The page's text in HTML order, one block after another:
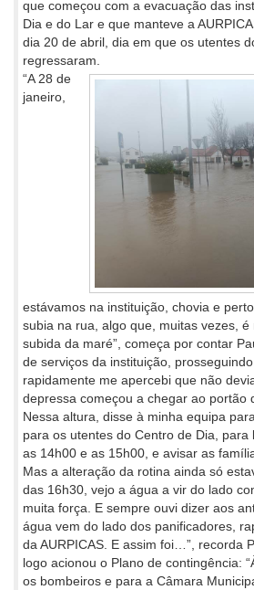
que começou com a evacuação das
Dia e do Lar e que manteve a
dia 20 de abril, dia em que os utentes
regressaram.
“A 28 de
janeiro,
estávamos na instituição, chovia e
subia na rua, algo que, muitas vezes, é
subida da maré”, começa por contar
de serviços da instituição,
rapidamente me apercebi que não
depressa começou a chegar ao portão
Nessa altura, disse à minha equipa
para os utentes do Centro de Dia, para
as 14h00 e as 15h00, e avisar as
Mas a alteração da rotina ainda só
das 16h30, vejo a água a vir do lado
muita força. E sempre ouvi dizer aos
água vem do lado dos panificadores,
da AURPICAS. E assim foi…”, recorda
logo acionou o Plano de contingência:
os bombeiros e para a Câmara